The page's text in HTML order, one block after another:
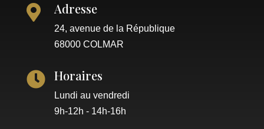
 Adresse
24, avenue de la République
68000 COLMAR
 Horaires
Lundi au vendredi
9h-12h - 14h-16h